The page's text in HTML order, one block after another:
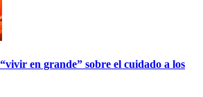
en grande” sobre el cuidado a los